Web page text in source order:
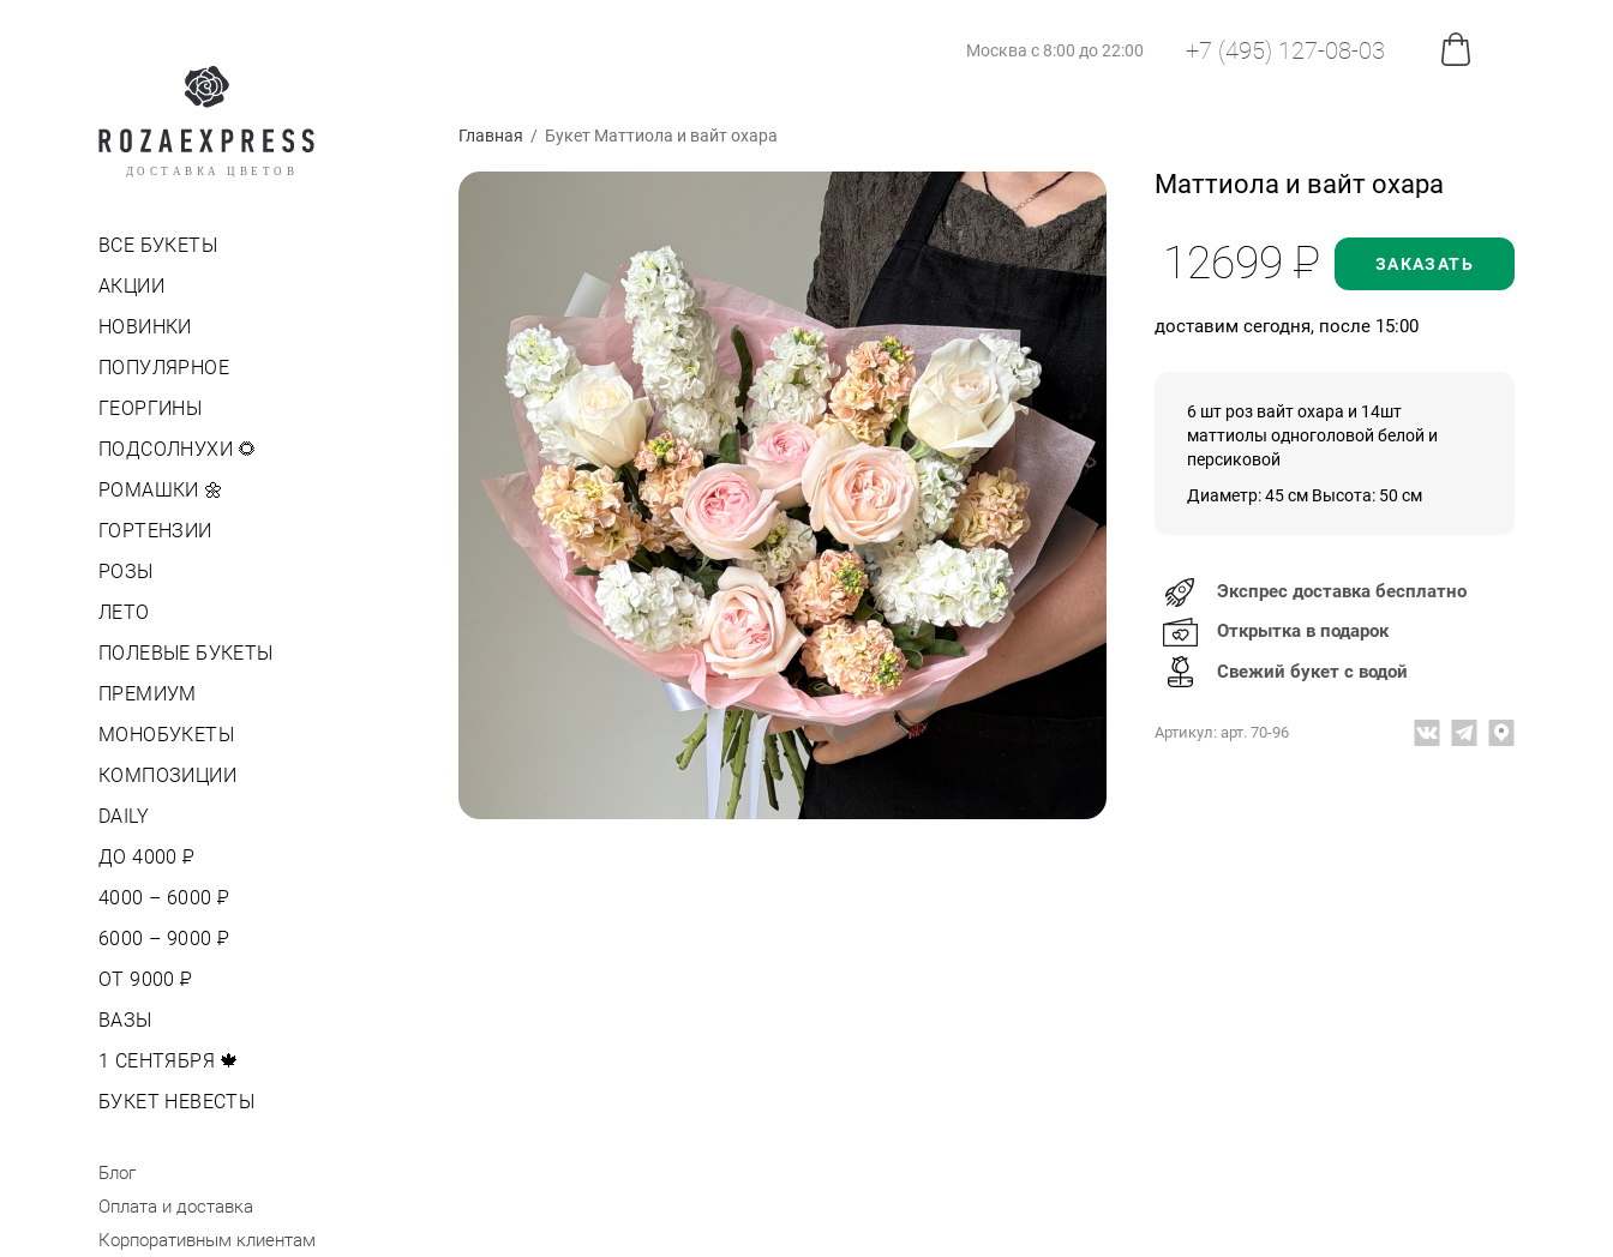
ДОСТАВКА ЦВЕТОВ
ВСЕ БУКЕТЫ
АКЦИИ
НОВИНКИ
ПОПУЛЯРНОЕ
ГЕОРГИНЫ
ПОДСОЛНУХИ 🌻
РОМАШКИ 🌼
ГОРТЕНЗИИ
РОЗЫ
ЛЕТО
ПОЛЕВЫЕ БУКЕТЫ
ПРЕМИУМ
МОНОБУКЕТЫ
КОМПОЗИЦИИ
DAILY
ДО 4000Р
4000 – 6000 Р
6000 – 9000 Р
ОТ 9000Р
ВАЗЫ
1 СЕНТЯБРЯ 🍁
БУКЕТ НЕВЕСТЫ
Блог
Оплата и доставка
Корпоративным клиентам
Москва с 8:00 до 22:00 +7 (495) 127-08-03
Главная / Букет Маттиола и вайт охара
Маттиола и вайт охара
12699Р ЗАКАЗАТЬ
доставим сегодня, после 15:00
6 шт роз вайт охара и 14шт
маттиолы одноголовой белой и
персиковой
Диаметр: 45 см Высота: 50 см
Экспрес доставка бесплатно
Открытка в подарок
Свежий букет с водой
Артикул: арт. 70-96